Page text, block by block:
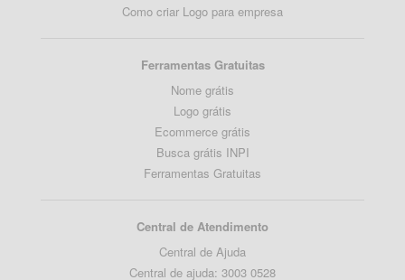
Como criar Logo para empresa
Ferramentas Gratuitas
Nome grátis
Logo grátis
Ecommerce grátis
Busca grátis INPI
Ferramentas Gratuitas
Central de Atendimento
Central de Ajuda
Central de ajuda: 3003 0528